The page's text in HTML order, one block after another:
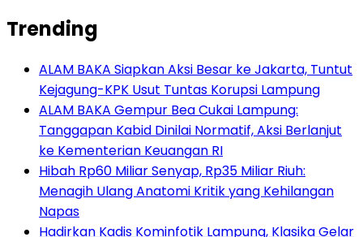
Trending
ALAM BAKA Siapkan Aksi Besar ke Jakarta, Tuntut
Kejagung-KPK Usut Tuntas Korupsi Lampung
ALAM BAKA Gempur Bea Cukai Lampung:
Tanggapan Kabid Dinilai Normatif, Aksi Berlanjut
ke Kementerian Keuangan RI
Hibah Rp60 Miliar Senyap, Rp35 Miliar Riuh:
Menagih Ulang Anatomi Kritik yang Kehilangan
Napas
Hadirkan Kadis Kominfotik Lampung, Klasika Gelar